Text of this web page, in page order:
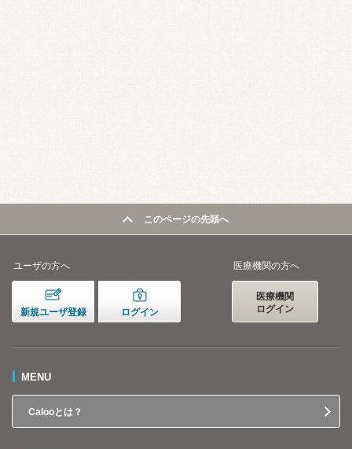
このページの先頭へ
ユーザの方へ
新規ユーザ登録 ログイン
医療機関の方へ
医療機関
ログイン
MENU
Calooとは？